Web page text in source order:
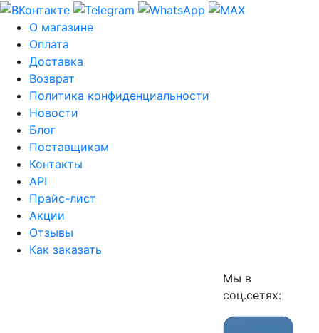
О магазине
Оплата
Доставка
Возврат
Политика конфиденциальности
Новости
Блог
Поставщикам
Контакты
API
Прайс-лист
Акции
Отзывы
Как заказать
Мы в
соц.сетях: